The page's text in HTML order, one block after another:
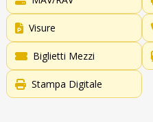
Visure
Biglietti Mezzi
Stampa Digitale